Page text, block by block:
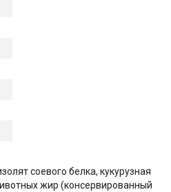
соевого белка, кукурузная
жир (консервированный